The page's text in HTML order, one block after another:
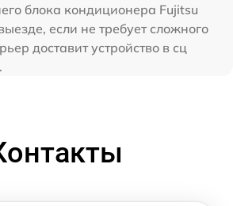
блока кондиционера Fujitsu
если не требует сложного
доставит устройство в сц